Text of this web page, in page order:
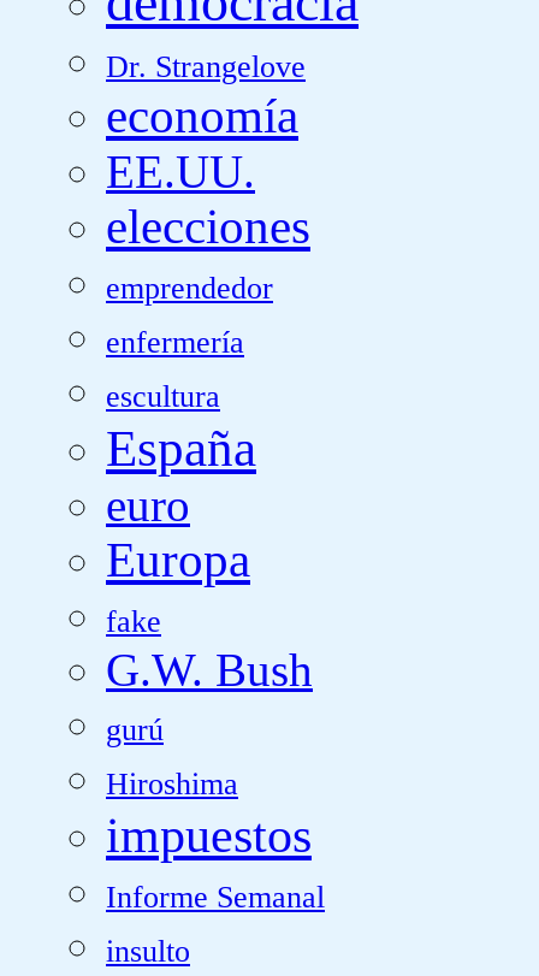
Dr. Strangelove
economía
EE.UU.
elecciones
emprendedor
enfermería
escultura
España
euro
Europa
fake
G.W. Bush
gurú
Hiroshima
impuestos
Informe Semanal
insulto